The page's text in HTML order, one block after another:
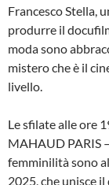
Francesco Stella,
produrre il
moda sono
mistero che è il
livello.
Le sfilate alle ore
MAHAUD PARIS
femminilità sono
2025, che unisce